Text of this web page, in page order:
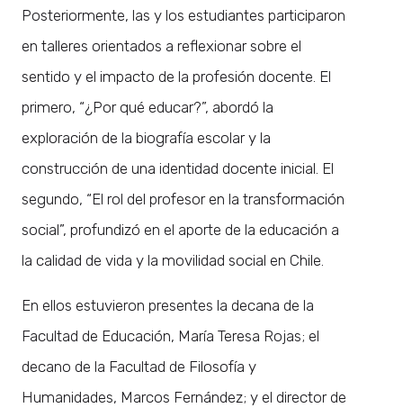
Posteriormente, las y los estudiantes participaron
en talleres orientados a reflexionar sobre el
sentido y el impacto de la profesión docente. El
primero, “¿Por qué educar?”, abordó la
exploración de la biografía escolar y la
construcción de una identidad docente inicial. El
segundo, “El rol del profesor en la transformación
social”, profundizó en el aporte de la educación a
la calidad de vida y la movilidad social en Chile.
En ellos estuvieron presentes la decana de la
Facultad de Educación, María Teresa Rojas; el
decano de la Facultad de Filosofía y
Humanidades, Marcos Fernández; y el director de